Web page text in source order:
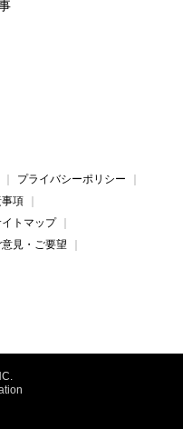
プライバシーポリシー
項
トマップ
意見・ご要望